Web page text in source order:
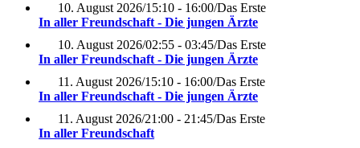
10. August 2026/15:10 - 16:00/Das Erste
In aller Freundschaft - Die jungen Ärzte
10. August 2026/02:55 - 03:45/Das Erste
In aller Freundschaft - Die jungen Ärzte
11. August 2026/15:10 - 16:00/Das Erste
In aller Freundschaft - Die jungen Ärzte
11. August 2026/21:00 - 21:45/Das Erste
In aller Freundschaft